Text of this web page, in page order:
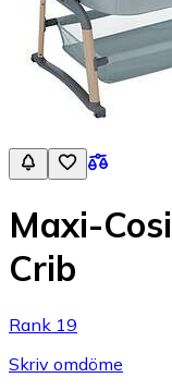
Maxi-
Crib
Rank 19
Skriv omdöme